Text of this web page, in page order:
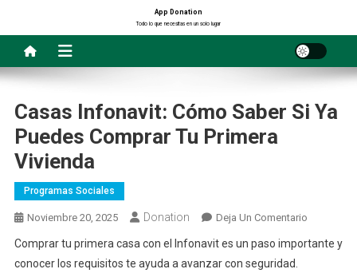
contenido
App Donation
Todo lo que necesitas en un solo lugar
Casas Infonavit: Cómo Saber Si Ya
Puedes Comprar Tu Primera
Vivienda
Programas Sociales
Noviembre 20, 2025 Donation Deja Un ComentarioEn
Infonavit:
Comprar tu primera casa con el Infonavit es un paso importante y
conocer los requisitos te ayuda a avanzar con seguridad.